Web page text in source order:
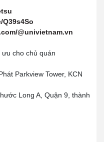
@univietnam.vn
cho chủ quán
Parkview Tower, KCN
Long A, Quận 9, thành